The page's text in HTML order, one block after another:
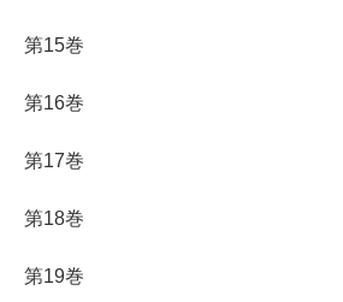
第15巻
第16巻
第17巻
第18巻
第19巻